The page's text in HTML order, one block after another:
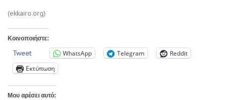
(ekkairo.org)
Κοινοποιήστε:
Tweet WhatsApp Telegram
Reddit
Εκτύπωση
Μου αρέσει αυτό: